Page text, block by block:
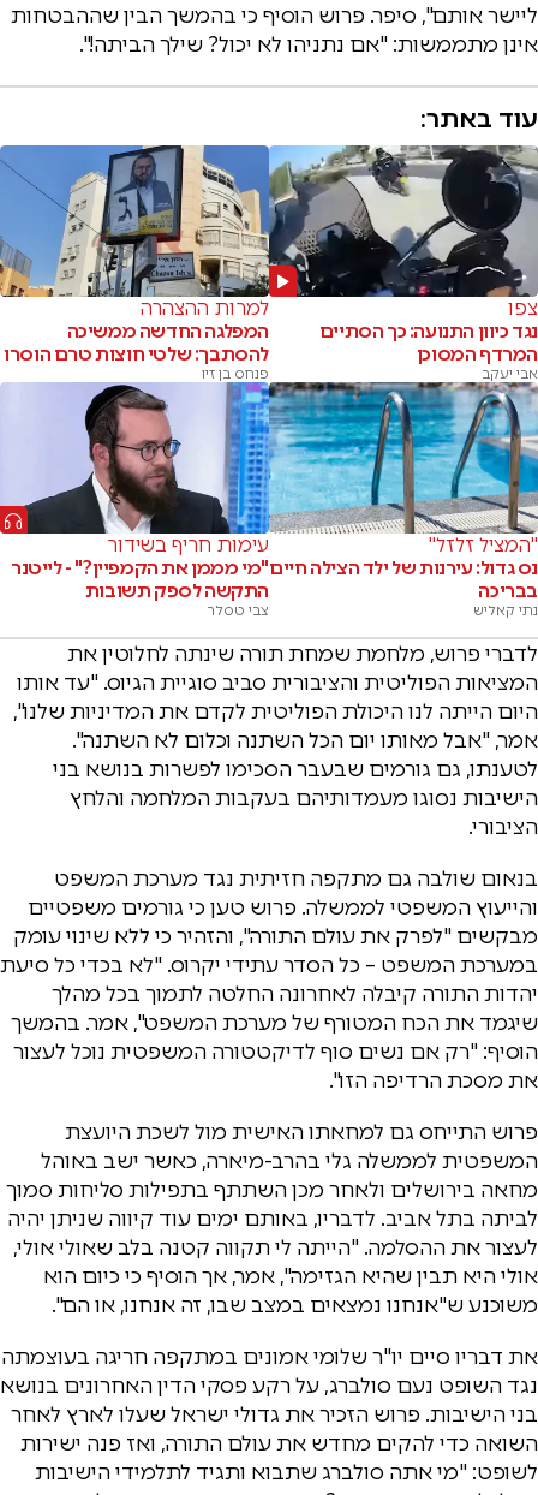
ליישר אותם", סיפר. פרוש הוסיף כי בהמשך הבין שההבטחות
אינן מתממשות: "אם נתניהו לא יכול? שילך הביתה!".
עוד באתר:
צפו
נגד כיוון התנועה: כך הסתיים
המרדף המסוכן
אבי יעקב
למרות ההצהרה
המפלגה החדשה ממשיכה
להסתבך: שלטי חוצות טרם הוסרו
פנחס בן זיו
"המציל זלזל"
נס גדול: עירנות של ילד הצילה חיים
בבריכה
נתי קאליש
עימות חריף בשידור
"מי מממן את הקמפיין?" - לייטנר
התקשה לספק תשובות
צבי טסלר
לדברי פרוש, מלחמת שמחת תורה שינתה לחלוטין את
המציאות הפוליטית והציבורית סביב סוגיית הגיוס. "עד אותו
היום הייתה לנו היכולת הפוליטית לקדם את המדיניות שלנו",
אמר, "אבל מאותו יום הכל השתנה וכלום לא השתנה".
לטענתו, גם גורמים שבעבר הסכימו לפשרות בנושא בני
הישיבות נסוגו מעמדותיהם בעקבות המלחמה והלחץ
הציבורי.
בנאום שולבה גם מתקפה חזיתית נגד מערכת המשפט
והייעוץ המשפטי לממשלה. פרוש טען כי גורמים משפטיים
מבקשים "לפרק את עולם התורה", והזהיר כי ללא שינוי עומק
במערכת המשפט – כל הסדר עתידי יקרוס. "לא בכדי כל סיעת
יהדות התורה קיבלה לאחרונה החלטה לתמוך בכל מהלך
שיגמד את הכח המטורף של מערכת המשפט", אמר. בהמשך
הוסיף: "רק אם נשים סוף לדיקטטורה המשפטית נוכל לעצור
את מסכת הרדיפה הזו".
פרוש התייחס גם למחאתו האישית מול לשכת היועצת
המשפטית לממשלה גלי בהרב-מיארה, כאשר ישב באוהל
מחאה בירושלים ולאחר מכן השתתף בתפילות סליחות סמוך
לביתה בתל אביב. לדבריו, באותם ימים עוד קיווה שניתן יהיה
לעצור את ההסלמה. "הייתה לי תקווה קטנה בלב שאולי אולי,
אולי היא תבין שהיא הגזימה", אמר, אך הוסיף כי כיום הוא
משוכנע ש"אנחנו נמצאים במצב שבו, זה אנחנו, או הם".
את דבריו סיים יו"ר שלומי אמונים במתקפה חריגה בעוצמתה
נגד השופט נעם סולברג, על רקע פסקי הדין האחרונים בנושא
בני הישיבות. פרוש הזכיר את גדולי ישראל שעלו לארץ לאחר
השואה כדי להקים מחדש את עולם התורה, ואז פנה ישירות
לשופט: "מי אתה סולברג שתבוא ותגיד לתלמידי הישיבות